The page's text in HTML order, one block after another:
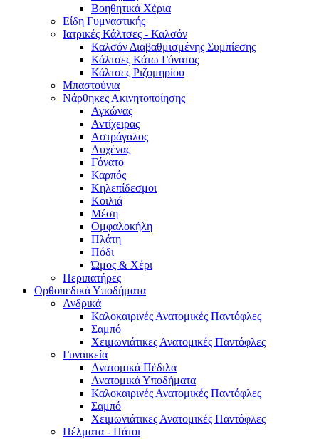
Βοηθητικά Χέρια
Είδη Γυμναστικής
Ιατρικές Κάλτσες - Καλσόν
Καλσόν Διαβαθμισμένης Συμπίεσης
Κάλτσες Κάτω Γόνατος
Κάλτσες Ριζομηρίου
Μπαστούνια
Νάρθηκες Ακινητοποίησης
Αγκώνας
Αντίχειρας
Αστράγαλος
Αυχένας
Γόνατο
Καρπός
Κηλεπίδεσμοι
Κοιλιά
Μέση
Ομφαλοκήλη
Πλάτη
Πόδι
Ώμος & Χέρι
Περιπατήρες
Ορθοπεδικά Υποδήματα
Ανδρικά
Καλοκαιρινές Ανατομικές Παντόφλες
Σαμπό
Χειμωνιάτικες Ανατομικές Παντόφλες
Γυναικεία
Ανατομικά Πέδιλα
Ανατομικά Υποδήματα
Καλοκαιρινές Ανατομικές Παντόφλες
Σαμπό
Χειμωνιάτικες Ανατομικές Παντόφλες
Πέλματα - Πάτοι